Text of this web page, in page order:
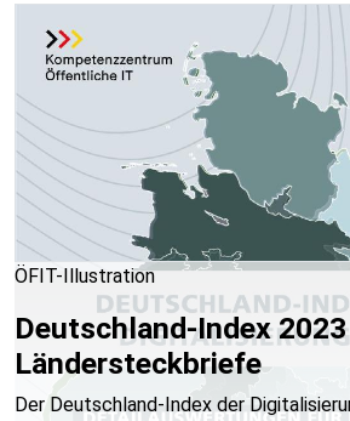
ÖFIT-Illustration
Deutschland-Index
Ländersteckbriefe
Der Deutschland-Index der